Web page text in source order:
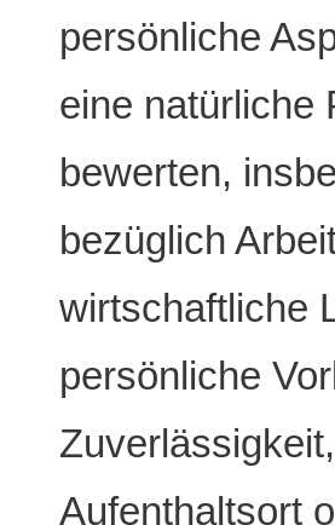
persönliche
eine natürliche
bewerten,
bezüglich
wirtschaftliche
persönliche
Aufenthaltsort